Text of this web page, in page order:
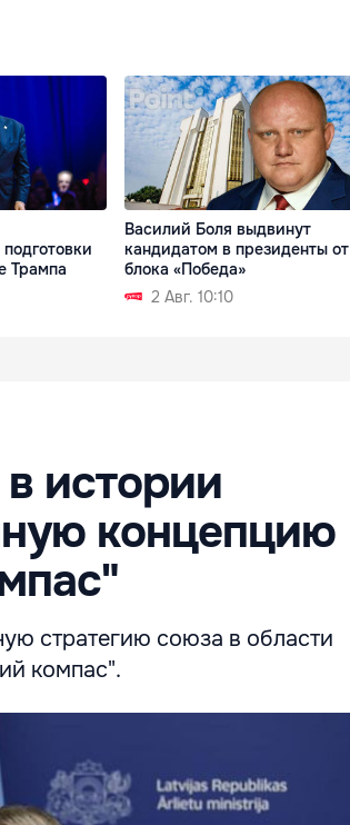
Трампа
Василий Боля выдвинут
кандидатом в президенты от
блока «Победа»
2 Авг. 10:10
истории
концепцию
стратегию союза в области
компас".